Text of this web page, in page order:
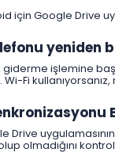
için Google Drive
yeniden
giderme işlemine
Wi-Fi
Drive
olmadığını